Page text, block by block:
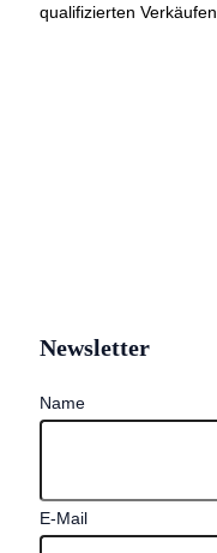
qualifizierten Verkäufen.
Newsletter
Name
E-Mail